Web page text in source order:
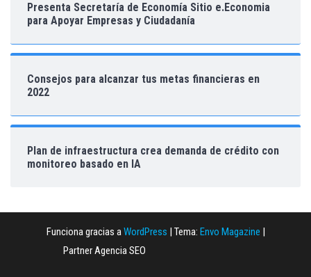
Presenta Secretaría de Economía Sitio e.Economia
para Apoyar Empresas y Ciudadanía
Consejos para alcanzar tus metas financieras en
2022
Plan de infraestructura crea demanda de crédito con
monitoreo basado en IA
Funciona gracias aWordPress Tema: Envo Magazine
Partner Agencia SEO